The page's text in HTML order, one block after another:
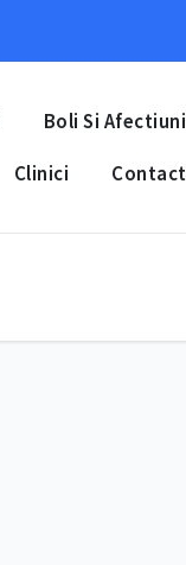
Boli Si Afectiuni
Clinici Contact